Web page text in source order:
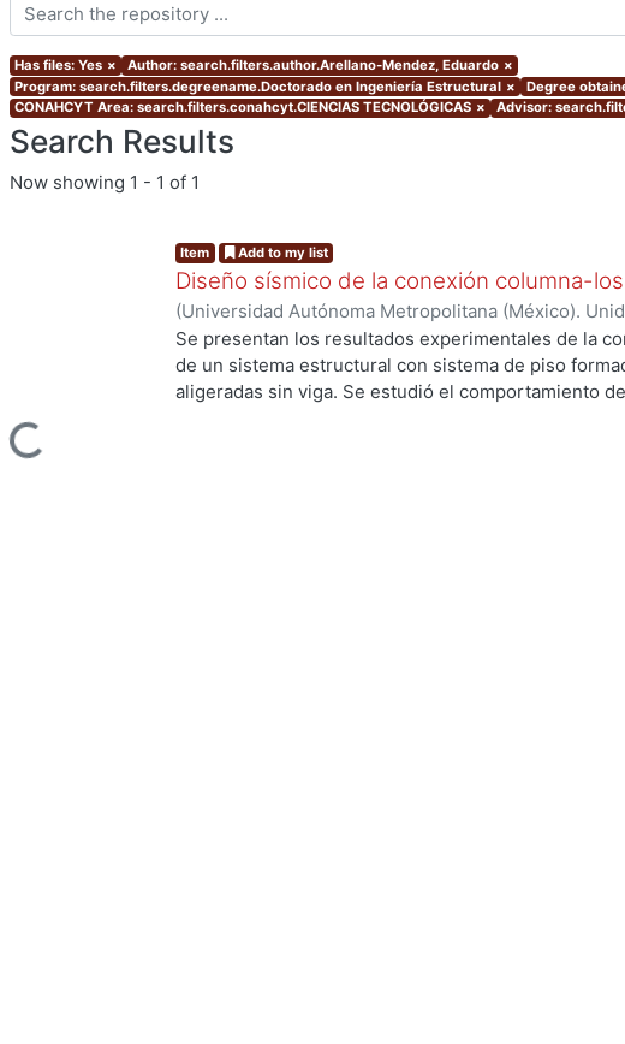
Has files: Yes × Author: search.filters.author.Arellano-Mendez, Eduardo ×
Program: search.filters.degreename.Doctorado en Ingeniería Estructural × Degree
CONAHCYT Area: search.filters.conahcyt.CIENCIAS TECNOLÓGICAS × Advisor:
Search Results
Now showing 1 - 1 of 1
Loading...
Item Add to my list
Diseño sísmico de la conexión columna-
(Universidad Autónoma Metropolitana (México).
de Servicios de Información. ,2013-09)Arellano-
Se presentan los resultados experimentales de la
de un sistema estructural con sistema de piso
aligeradas sin viga. Se estudió el comportamiento